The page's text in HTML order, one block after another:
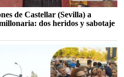
de Castellar (Sevilla) a
dos heridos y sabotaje